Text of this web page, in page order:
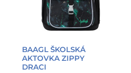
BAAGL ŠKOLSKÁ
AKTOVKA ZIPPY
DRACI